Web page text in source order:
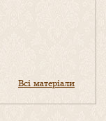
Всі матеріали